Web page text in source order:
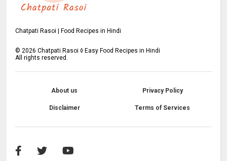
Chatpati Rasoi | Food Recipes in Hindi
©2026 Chatpati Rasoi ◊ Easy Food Recipes in Hindi
All rights reserved.
About us Privacy Policy
Disclaimer Terms of Services